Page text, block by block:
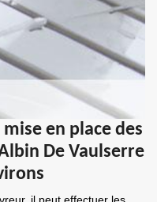
en place des
De Vaulserre